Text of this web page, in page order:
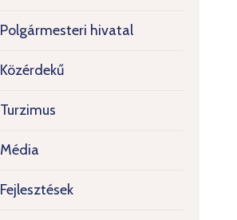
Polgármesteri hivatal
Közérdekű
Turzimus
Média
Fejlesztések